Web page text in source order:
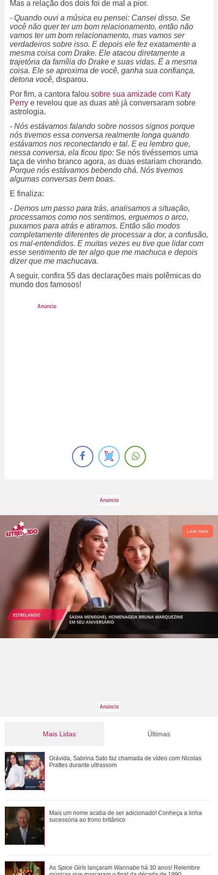
Mas a relação dos dois foi de mal a pior.
- Quando ouvi a música eu pensei: Cansei disso. Se
você não quer ter um bom relacionamento, então não
vamos ter um bom relacionamento, mas vamos ser
verdadeiros sobre isso. E depois ele fez exatamente a
mesma coisa com Drake. Ele atacou diretamente a
trajetória da família do Drake e suas vidas. É a mesma
coisa. Ele se aproxima de você, ganha sua confiança,
detona você, disparou.
Por fim, a cantora falou sobre sua amizade com Katy
Perry e revelou que as duas até já conversaram sobre
astrologia.
- Nós estávamos falando sobre nossos signos porque
nós tivemos essa conversa realmente longa quando
estávamos nos reconectando e tal. E eu lembro que,
nessa conversa, ela ficou tipo: Se nós tivéssemos uma
taça de vinho branco agora, as duas estariam chorando.
Porque nós estávamos bebendo chá. Nós tivemos
algumas conversas bem boas.
E finaliza:
- Demos um passo para trás, analisamos a situação,
processamos como nos sentimos, erguemos o arco,
puxamos para atrás e atiramos. Então são modos
completamente diferentes de processar a dor, a confusão,
os mal-entendidos. E muitas vezes eu tive que lidar com
esse sentimento de ter algo que me machuca e depois
dizer que me machucava.
A seguir, confira 55 das declarações mais polêmicas do
mundo dos famosos!
Leia mais
Mais Lidas
Desejada! Relembre os gringos famosos que já se
derreteram por Bruna Marquezine
Relembre as vezes que Virginia Fonseca deu um fim a
polêmicas sem rebater diretamente os fat...
Nicolas Prattes exibe boa forma durante corrida na orla da
Últimas
Grávida, Sabrina Sato faz chamada de vídeo com Nicolas
Prattes durante ultrassom
Mais um nome acaba de ser adicionado! Conheça a linha
sucessória ao trono britânico
As Spice Girls lançaram Wannabe há 30 anos! Relembre